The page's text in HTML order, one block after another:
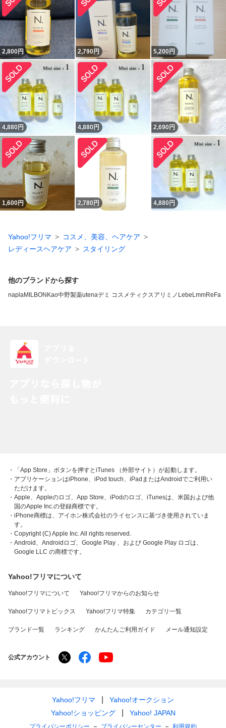
2,800円 2,790円 5,200円
4,880円 4,880円 2,690円
1,600円 2,780 円 4,880円
Yahoo!フリマ
コスメ、美容、ヘアケア
レディースヘアケア
スタイリング
他のブランドから探す
naplaMILBON Kao中野製薬utenaデミ コスメティクスアリミノ LebeLmmReFa
・「App Store」ボタンを押すとiTunes （外部サイト）が起動します。
・アプリケーションはiPhone、iPod touch、iPadまたはAndroidでご利用い
ただけます。
・Apple、Appleのロゴ、App Store、iPodのロゴ、iTunesは、米国および他
国のApple Inc.の登録商標です。
・iPhone商標は、アイホン株式会社のライセンスに基づき使用されていま
す。
・Copyright (C) Apple Inc. All rights reserved.
・Android、Androidロゴ、Google Play 、および Google Play ロゴは、
Google LLC の商標です。
Yahoo!フリマについて
Yahoo!フリマについて Yahoo!フリマからのお知らせ
Yahoo!フリマトピックス Yahoo!フリマ特集 カテゴリ一覧
ブランド一覧 ランキング かんたんご利用ガイド メール通知設定
公式アカウント
Yahoo!フリマ
Yahoo!オークション
Yahoo!ショッピング
Yahoo! JAPAN